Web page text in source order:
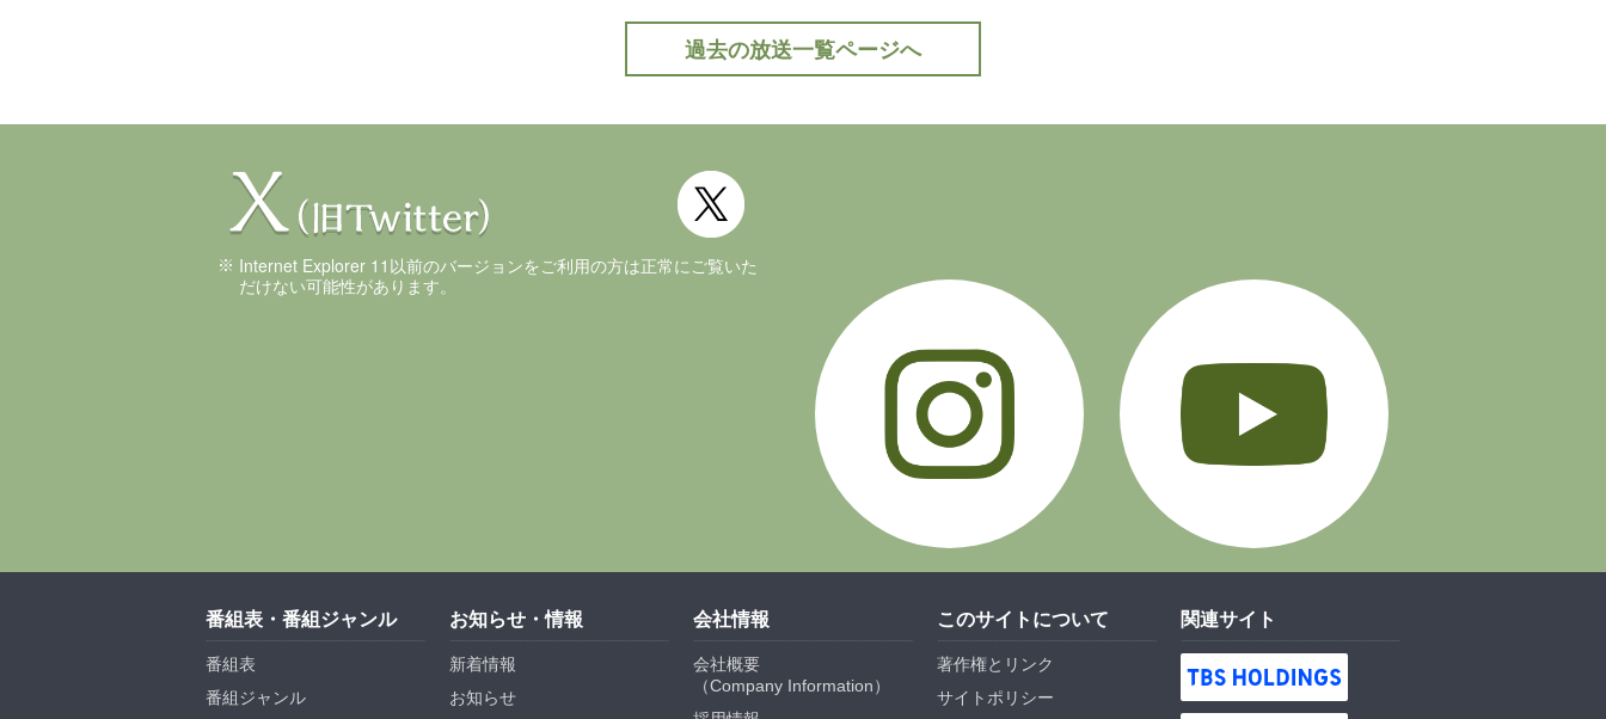
過去の放送一覧ページへ
公式Twitter(外部サイト)
Internet Explorer 11以前のバージョンをご利用の方は正常にご覧いた
だけない可能性があります。
Instagram
番組表・番組ジャンル
番組表
番組ジャンル
お知らせ・情報
新着情報
お知らせ
会社情報
会社概要
（Company Information）
このサイトについて
著作権とリンク
サイトポリシー
関連サイト